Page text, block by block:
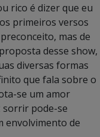
rico é dizer que eu
primeiros versos
mas de
desse show,
diversas formas
que fala sobre o
se um amor
sorrir pode-se
envolvimento de